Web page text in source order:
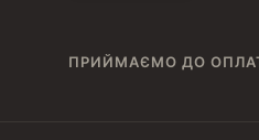
ПРИЙМАЄМО ДО